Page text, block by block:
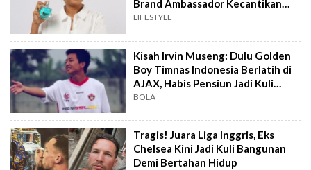
Brand Ambassador Kecantikan
Milik Shandy Purnamasari
LIFESTYLE
Kisah Irvin Museng: Dulu Golden
Boy Timnas Indonesia Berlatih di
AJAX, Habis Pensiun Jadi Kuli
Bangunan
BOLA
Tragis! Juara Liga Inggris, Eks
Chelsea Kini Jadi Kuli Bangunan
Demi Bertahan Hidup